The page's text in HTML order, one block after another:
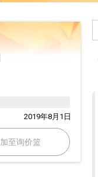
2019年8月1日
加至询价篮